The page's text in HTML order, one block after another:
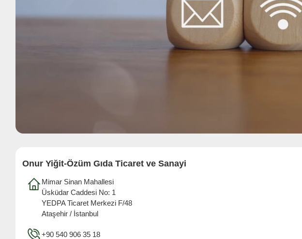
Onur Yiğit-Özüm Gıda Ticaret ve Sanayi
Mimar Sinan Mahallesi
Üsküdar Caddesi No: 1
YEDPA Ticaret Merkezi F/48
Ataşehir / İstanbul
+90 540 906 35 18